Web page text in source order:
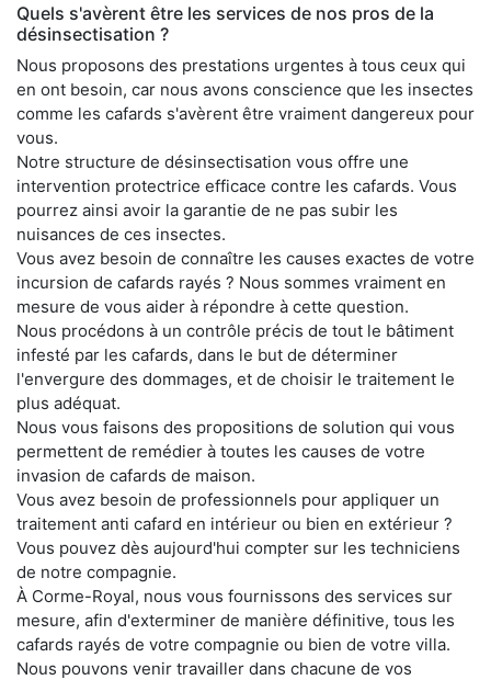
Quels s'avèrent être les services de nos pros de la
désinsectisation ?
Nous proposons des prestations urgentes à tous ceux qui
en ont besoin, car nous avons conscience que les insectes
comme les cafards s'avèrent être vraiment dangereux pour
vous.
Notre structure de désinsectisation vous offre une
intervention protectrice efficace contre les cafards. Vous
pourrez ainsi avoir la garantie de ne pas subir les
nuisances de ces insectes.
Vous avez besoin de connaître les causes exactes de votre
incursion de cafards rayés ? Nous sommes vraiment en
mesure de vous aider à répondre à cette question.
Nous procédons à un contrôle précis de tout le bâtiment
infesté par les cafards, dans le but de déterminer
l'envergure des dommages, et de choisir le traitement le
plus adéquat.
Nous vous faisons des propositions de solution qui vous
permettent de remédier à toutes les causes de votre
invasion de cafards de maison.
Vous avez besoin de professionnels pour appliquer un
traitement anti cafard en intérieur ou bien en extérieur ?
Vous pouvez dès aujourd'hui compter sur les techniciens
de notre compagnie.
À Corme-Royal, nous vous fournissons des services sur
mesure, afin d'exterminer de manière définitive, tous les
cafards rayés de votre compagnie ou bien de votre villa.
Nous pouvons venir travailler dans chacune de vos